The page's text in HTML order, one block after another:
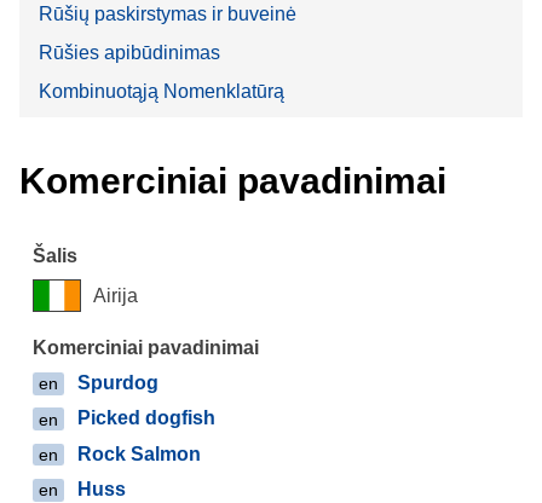
Rūšių paskirstymas ir buveinė
Rūšies apibūdinimas
Kombinuotąją Nomenklatūrą
Komerciniai pavadinimai
Airija
en Spurdog
en Picked dogfish
en Rock Salmon
en Huss